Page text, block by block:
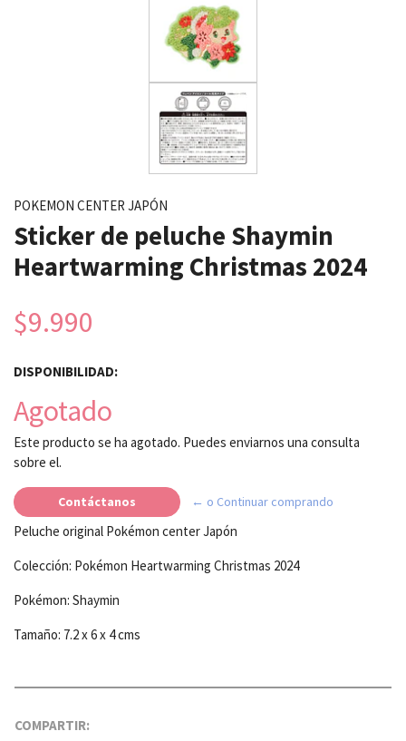
POKEMON CENTER JAPÓN
Sticker de peluche Shaymin
Heartwarming Christmas 2024
$9.990
DISPONIBILIDAD:
Agotado
Este producto se ha agotado. Puedes enviarnos una consulta
sobre el.
Contáctanos ← o Continuar comprando
Peluche original Pokémon center Japón
Colección: Pokémon Heartwarming Christmas 2024
Pokémon: Shaymin
Tamaño: 7.2 x 6 x 4 cms
COMPARTIR: